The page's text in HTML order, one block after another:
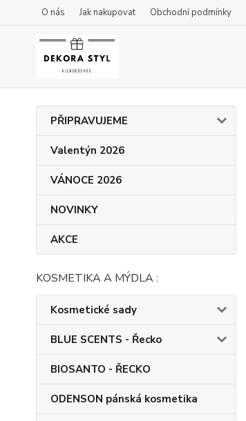
O nás Jak nakupovat Obchodní podmínky
PŘIPRAVUJEME
Valentýn 2026
VÁNOCE 2026
NOVINKY
AKCE
KOSMETIKA A MÝDLA :
Kosmetické sady
BLUE SCENTS - Řecko
BIOSANTO - ŘECKO
ODENSON pánská kosmetika